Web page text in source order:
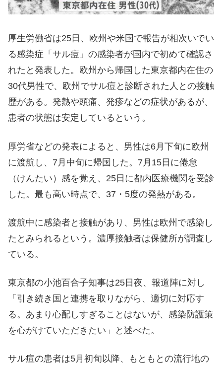
厚生労働省は25日、欧州や米国で報告が相次いでい
る感染症「サル痘」の感染者が国内で初めて確認さ
れたと発表した。欧州から帰国した東京都内在住の
30代男性で、欧州でサル痘と診断された人との接触
歴がある。発熱や頭痛、発疹などの症状があるが、
患者の状態は安定しているという。
厚労省などの発表によると、男性は6月下旬に欧州
に渡航し、7月中旬に帰国した。7月15日に倦怠
（けんたい）感を覚え、25日に都内医療機関を受診
した。最も高い時点で、37・5度の発熱がある。
渡航中に感染者と接触があり、男性は欧州で感染し
たとみられるという。濃厚接触者は保健所が調査し
ている。
東京都の小池百合子知事は25日夜、報道陣に対し
「引き続き国と連携を取りながら、適切に対応す
る。あまり心配しすぎることはないが、感染防護策
を心がけていただきたい」と述べた。
サル痘の患者は5月初旬以降、もともとの流行地の